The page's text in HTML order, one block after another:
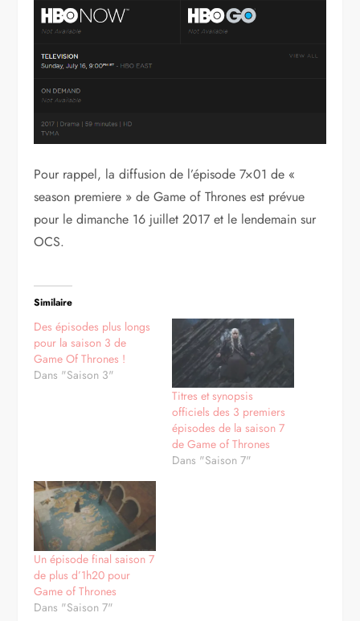
Pour rappel, la diffusion de l’épisode 7×01 de «
season premiere » de Game of Thrones est prévue
pour le dimanche 16 juillet 2017 et le lendemain sur
OCS.
Similaire
Des épisodes plus longs
pour la saison 3 de
Game Of Thrones !
Dans "Saison 3"
Titres et synopsis
officiels des 3 premiers
épisodes de la saison 7
de Game of Thrones
Dans "Saison 7"
Un épisode final saison 7
de plus d’1h20 pour
Game of Thrones
Dans "Saison 7"